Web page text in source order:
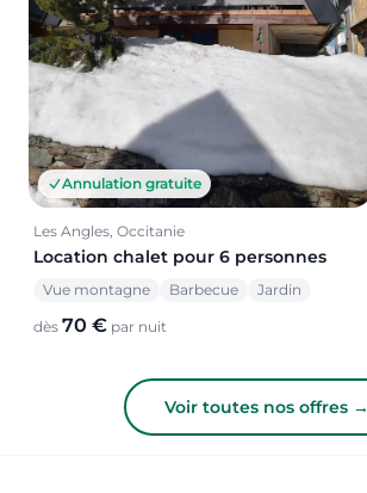
Annulation gratuite
Les Angles, Occitanie
Location chalet pour 6 personnes
Vue montagne Barbecue Jardin
dès 70 € par nuit
Voir toutes nos offres →